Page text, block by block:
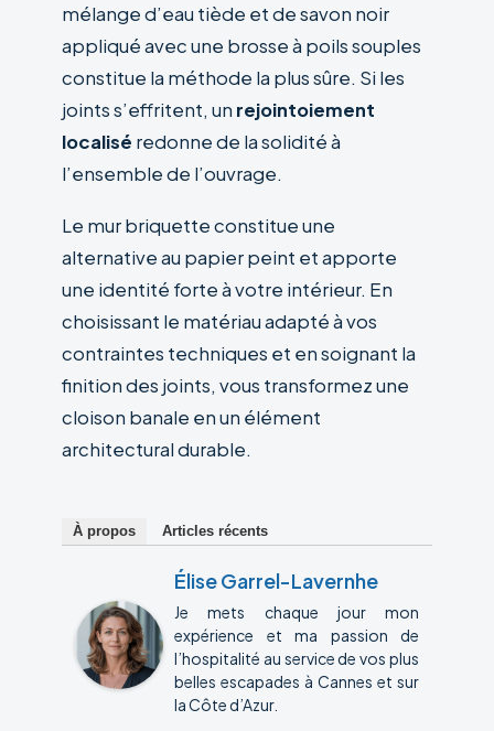
mélange d’eau tiède et de savon noir
appliqué avec une brosse à poils souples
constitue la méthode la plus sûre. Si les
joints s’effritent, un rejointoiement
localisé redonne de la solidité à
l’ensemble de l’ouvrage.
Le mur briquette constitue une
alternative au papier peint et apporte
une identité forte à votre intérieur. En
choisissant le matériau adapté à vos
contraintes techniques et en soignant la
finition des joints, vous transformez une
cloison banale en un élément
architectural durable.
À propos Articles récents
Élise Garrel-Lavernhe
Je mets chaque jour mon
expérience et ma passion de
l’hospitalité au service de vos plus
belles escapades à Cannes et sur
la Côte d’Azur.